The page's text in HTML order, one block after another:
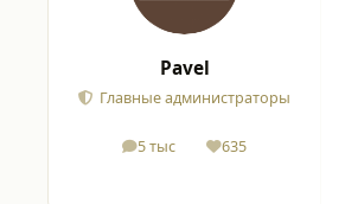
Pavel
Главные администраторы
5 тыс
сообщения635
Репутация